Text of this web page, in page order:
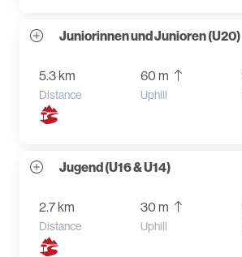
Juniorinnen und Junioren (U20)
5.3 km
Distance
60 m
Uphill
Jugend (U16 & U14)
2.7 km
Distance
30 m
Uphill